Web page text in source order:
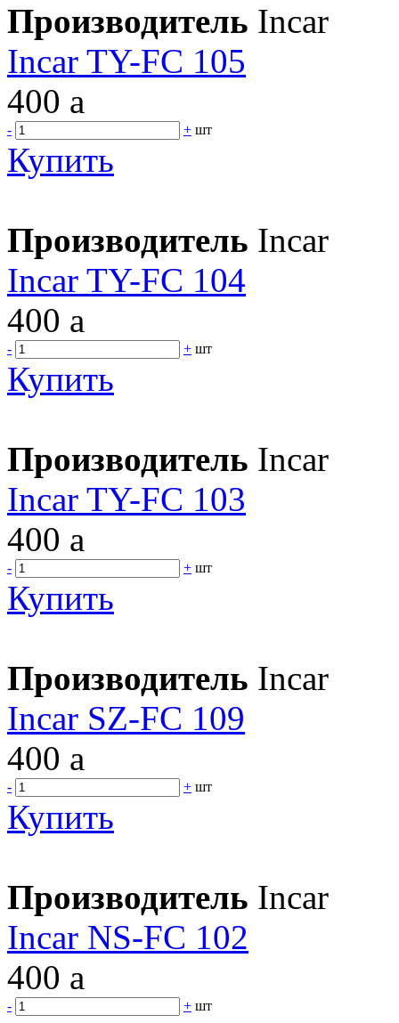
Производитель Incar
Incar TY-FC 105
400 a
- + шт
Купить
Производитель Incar
Incar TY-FC 104
400 a
- + шт
Купить
Производитель Incar
Incar TY-FC 103
400 a
- + шт
Купить
Производитель Incar
Incar SZ-FC 109
400 a
- + шт
Купить
Производитель Incar
Incar NS-FC 102
400 a
- + шт